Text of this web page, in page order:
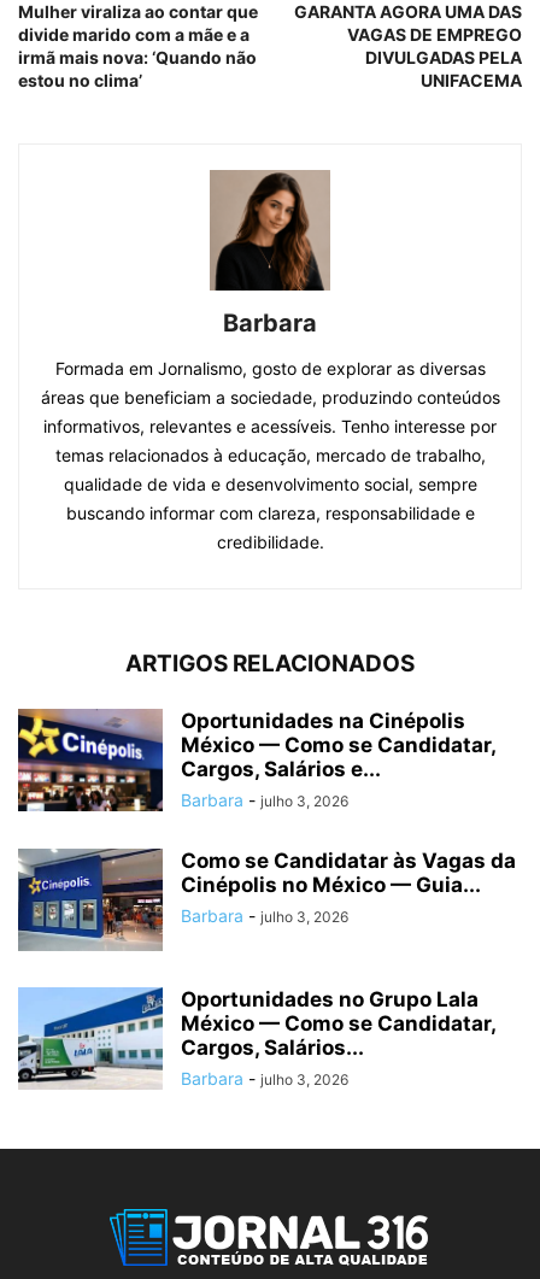
Mulher viraliza ao contar que
divide marido com a mãe e a
irmã mais nova: ‘Quando não
estou no clima’
GARANTA AGORA UMA DAS
VAGAS DE EMPREGO
DIVULGADAS PELA
UNIFACEMA
Barbara
Formada em Jornalismo, gosto de explorar as diversas
áreas que beneficiam a sociedade, produzindo conteúdos
informativos, relevantes e acessíveis. Tenho interesse por
temas relacionados à educação, mercado de trabalho,
qualidade de vida e desenvolvimento social, sempre
buscando informar com clareza, responsabilidade e
credibilidade.
ARTIGOS RELACIONADOS
Oportunidades na Cinépolis
México — Como se Candidatar,
Cargos, Salários e...
Barbara - julho 3, 2026
Como se Candidatar às Vagas da
Cinépolis no México — Guia...
Barbara - julho 3, 2026
Oportunidades no Grupo Lala
México — Como se Candidatar,
Cargos, Salários...
Barbara - julho 3, 2026